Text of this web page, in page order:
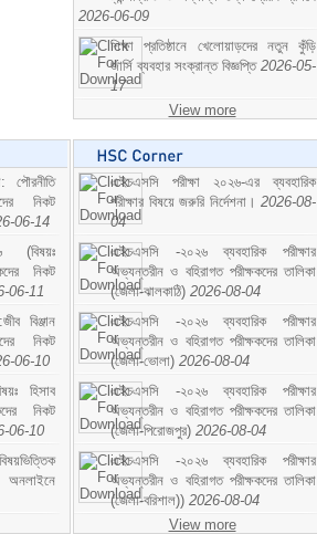
2026-06-09
শিক্ষা প্রতিষ্ঠানে খেলোয়াড়দের নতুন কুঁড়ি
জার্সি ব্যবহার সংক্রান্ত বিজ্ঞপ্তি 2026-05-
17
View more
পৌরনীতি
নিকট
06-14
(বিষয়ঃ
নিকট
06-11
বিঞ্জান
নিকট
06-10
হিসাব
নিকট
06-10
এইচএসসি পরীক্ষা ২০২৬-এর ব্যবহারিক
পরীক্ষার বিষয়ে জরুরি নির্দেশনা। 2026-08-
04
এইচএসসি -২০২৬ ব্যবহারিক পরীক্ষার
অভ্যন্তরীন ও বহিরাগত পরীক্ষকদের তালিকা
(জেলা-ঝালকাঠি) 2026-08-04
এইচএসসি -২০২৬ ব্যবহারিক পরীক্ষার
অভ্যন্তরীন ও বহিরাগত পরীক্ষকদের তালিকা
(জেলা-ভোলা) 2026-08-04
এইচএসসি -২০২৬ ব্যবহারিক পরীক্ষার
অভ্যন্তরীন ও বহিরাগত পরীক্ষকদের তালিকা
(জেলা-পিরোজপুর) 2026-08-04
এইচএসসি -২০২৬ ব্যবহারিক পরীক্ষার
অভ্যন্তরীন ও বহিরাগত পরীক্ষকদের তালিকা
(জেলা-বরিশাল)) 2026-08-04
View more